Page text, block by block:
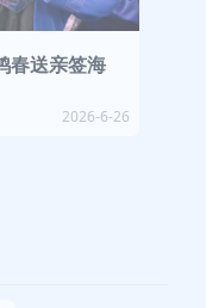
春送亲签海
2026-6-26